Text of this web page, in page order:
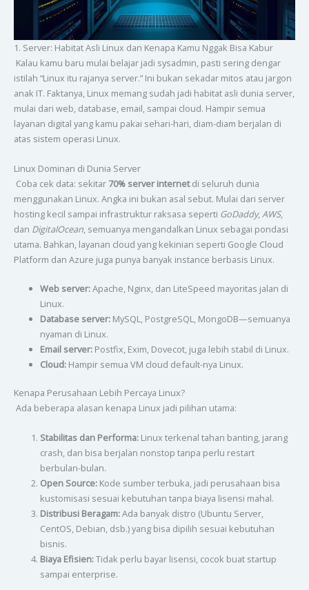
1. Server: Habitat Asli Linux dan Kenapa Kamu Nggak Bisa Kabur
Kalau kamu baru mulai belajar jadi sysadmin, pasti sering dengar
istilah “Linux itu rajanya server.” Ini bukan sekadar mitos atau jargon
anak IT. Faktanya, Linux memang sudah jadi habitat asli dunia server,
mulai dari web, database, email, sampai cloud. Hampir semua
layanan digital yang kamu pakai sehari-hari, diam-diam berjalan di
atas sistem operasi Linux.
Linux Dominan di Dunia Server
Coba cek data: sekitar 70% server internetdi seluruh dunia
menggunakan Linux. Angka ini bukan asal sebut. Mulai dari server
hosting kecil sampai infrastruktur raksasa seperti GoDaddy,AWS,
dan DigitalOcean, semuanya mengandalkan Linux sebagai pondasi
utama. Bahkan, layanan cloud yang kekinian seperti Google Cloud
Platform dan Azure juga punya banyak instance berbasis Linux.
Web server:Apache, Nginx, dan LiteSpeed mayoritas jalan di
Linux.
Database server:MySQL, PostgreSQL, MongoDB—semuanya
nyaman di Linux.
Email server:Postfix, Exim, Dovecot, juga lebih stabil di Linux.
Cloud:Hampir semua VM cloud default-nya Linux.
Kenapa Perusahaan Lebih Percaya Linux?
Ada beberapa alasan kenapa Linux jadi pilihan utama:
Stabilitas dan Performa:Linux terkenal tahan banting, jarang
crash, dan bisa berjalan nonstop tanpa perlu restart
berbulan-bulan.
Open Source:Kode sumber terbuka, jadi perusahaan bisa
kustomisasi sesuai kebutuhan tanpa biaya lisensi mahal.
Distribusi Beragam:Ada banyak distro (Ubuntu Server,
CentOS, Debian, dsb.) yang bisa dipilih sesuai kebutuhan
bisnis.
Biaya Efisien:Tidak perlu bayar lisensi, cocok buat startup
sampai enterprise.